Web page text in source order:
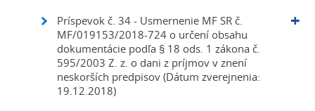
Príspevok č. 34 - Usmernenie MF SR č.
MF/019153/2018-724 o určení obsahu
dokumentácie podľa § 18 ods. 1 zákona č.
595/2003 Z. z. o dani z príjmov v znení
neskorších predpisov (Dátum zverejnenia:
19.12.2018)